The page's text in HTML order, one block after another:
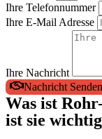
Ihre Telefonnummer
Ihre E-Mail Adresse
Ihre Nachricht
Nachricht Senden
Was ist
ist sie